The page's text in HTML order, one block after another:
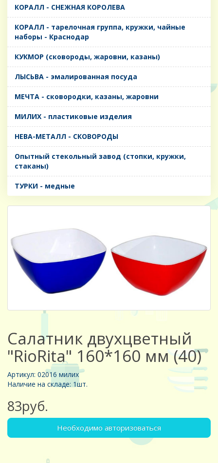
КОРАЛЛ - СНЕЖНАЯ КОРОЛЕВА
КОРАЛЛ - тарелочная группа, кружки, чайные
наборы - Краснодар
КУКМОР (сковороды, жаровни, казаны)
ЛЫСЬВА - эмалированная посуда
МЕЧТА - сковородки, казаны, жаровни
МИЛИХ - пластиковые изделия
НЕВА-МЕТАЛЛ - СКОВОРОДЫ
Опытный стекольный завод (стопки, кружки,
стаканы)
ТУРКИ - медные
Салатник двухцветный
"RioRita" 160*160 мм (40)
Артикул: 02016 милих
Наличие на складе: 1шт.
83руб.
Необходимо авторизоваться